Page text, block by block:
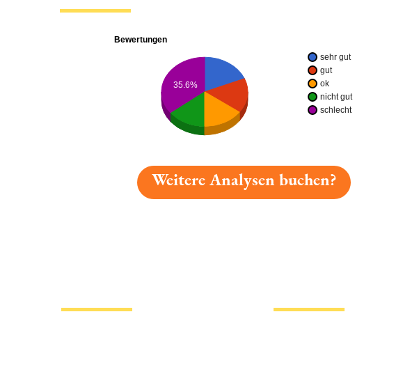
Bewertungen
sehr gut
gut
ok
nicht gut
schlecht
35.6%
Weitere Analysen buchen?